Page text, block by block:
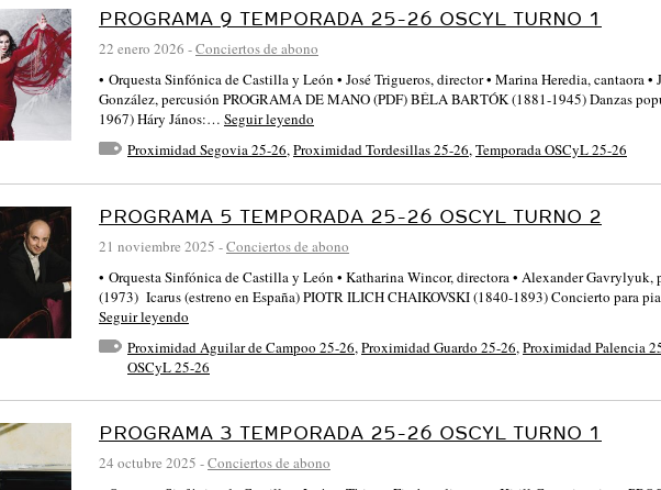
PROGRAMA 9 TEMPORADA 25-26 OSCYL TURNO 1
22 enero 2026 -Conciertos de abono
• Orquesta Sinfónica de Castilla y León • José Trigueros, director • Marina Heredia, cantaora
González, percusión PROGRAMA DE MANO (PDF) BÉLA BARTÓK (1881-1945) Danzas
1967) Háry János:… Seguir leyendo
Proximidad Segovia 25-26,Proximidad Tordesillas 25-26,Temporada OSCyL 25-26
PROGRAMA 5 TEMPORADA 25-26 OSCYL TURNO 2
21 noviembre 2025 -Conciertos de abono
• Orquesta Sinfónica de Castilla y León • Katharina Wincor, directora • Alexander
(1973) Icarus (estreno en España) PIOTR ILICH CHAIKOVSKI (1840-1893) Concierto para
Seguir leyendo
Proximidad Aguilar de Campoo 25-26, Proximidad Guardo 25-26, Proximidad Palencia
OSCyL 25-26
PROGRAMA 3 TEMPORADA 25-26 OSCYL TURNO 1
24 octubre 2025 -Conciertos de abono